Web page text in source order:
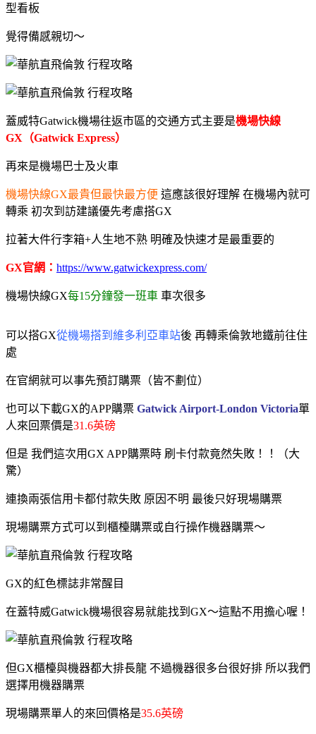
型看板
覺得備感親切～
蓋威特Gatwick機場往返市區的交通方式主要是機場快線
GX（Gatwick Express）
再來是機場巴士及火車
機場快線GX最貴但最快最方便 這應該很好理解 在機場內就可
轉乘 初次到訪建議優先考慮搭GX
拉著大件行李箱+人生地不熟 明確及快速才是最重要的
GX官網： https://www.gatwickexpress.com/
機場快線GX每15分鐘發一班車 車次很多
可以搭GX從機場搭到維多利亞車站後 再轉乘倫敦地鐵前往住
處
在官網就可以事先預訂購票 （皆不劃位）
也可以下載GX的APP購票 Gatwick Airport-London Victoria單
人來回票價是31.6英磅
但是 我們這次用GX APP購票時 刷卡付款竟然失敗！！（大
驚）
連換兩張信用卡都付款失敗 原因不明 最後只好現場購票
現場購票方式可以到櫃檯購票或自行操作機器購票～
GX的紅色標誌非常醒目
在蓋特威Gatwick機場很容易就能找到GX～這點不用擔心喔！
但GX櫃檯與機器都大排長龍 不過機器很多台很好排 所以我們
選擇用機器購票
現場購票單人的來回價格是35.6英磅